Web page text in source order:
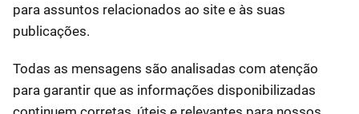
para assuntos relacionados ao site e às suas
publicações.
Todas as mensagens são analisadas com atenção
para garantir que as informações disponibilizadas